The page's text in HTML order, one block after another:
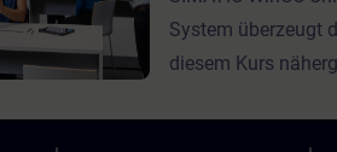
System überzeugt
diesem Kurs